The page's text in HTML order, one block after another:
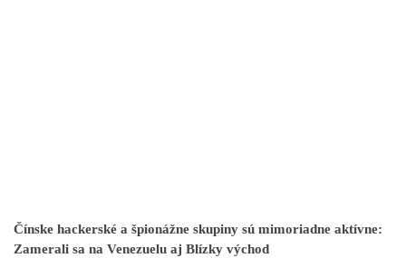
Čínske hackerské a špionážne skupiny sú mimoriadne aktívne:
Zamerali sa na Venezuelu aj Blízky východ